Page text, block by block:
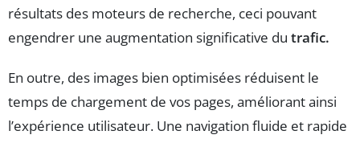
résultats des moteurs de recherche, ceci pouvant
engendrer une augmentation significative du trafic.
En outre, des images bien optimisées réduisent le
temps de chargement de vos pages, améliorant ainsi
l’expérience utilisateur. Une navigation fluide et rapide